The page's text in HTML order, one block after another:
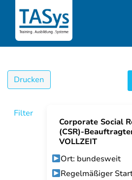
Drucken
Filter
Corporate Social
(CSR)-
VOLLZEIT
Ort: bundesweit
Regelmäßiger